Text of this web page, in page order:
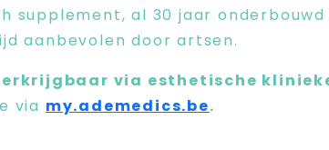
supplement, al 30 jaar
aanbevolen door artsen.
via esthetische
via my.ademedics.be.